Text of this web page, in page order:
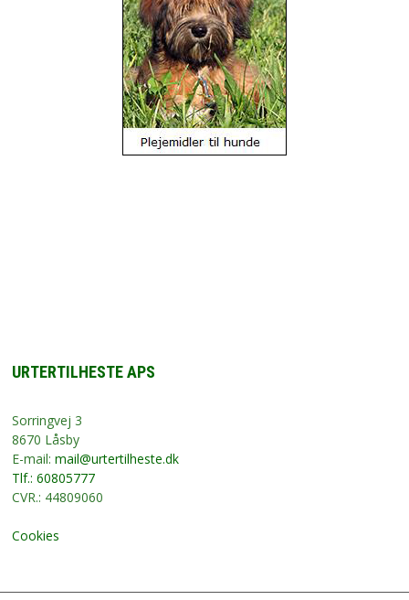
URTERTILHESTE APS
Sorringvej 3
8670 Låsby
E-mail: mail@urtertilheste.dk
Tlf.: 60805777
CVR.: 44809060
Cookies